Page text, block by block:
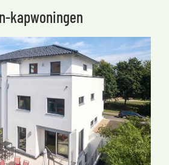
kapwoningen